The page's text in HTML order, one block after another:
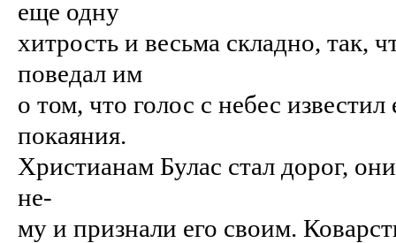
еще одну
хитрость и весьма складно, так,
поведал им
о том, что голос с небес
покаяния.
Христианам Булас стал дорог,
не-
му и признали его своим.